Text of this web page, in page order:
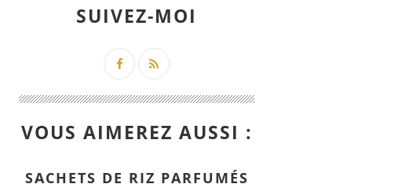
SUIVEZ-MOI
VOUS AIMEREZ AUSSI :
SACHETS DE RIZ PARFUMÉS